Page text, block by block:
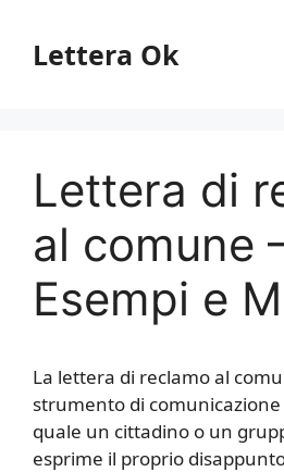
contenuto
Lettera Ok
Lettera di
al comune
Esempi e
La lettera di reclamo al
strumento di
quale un cittadino o un
esprime il proprio